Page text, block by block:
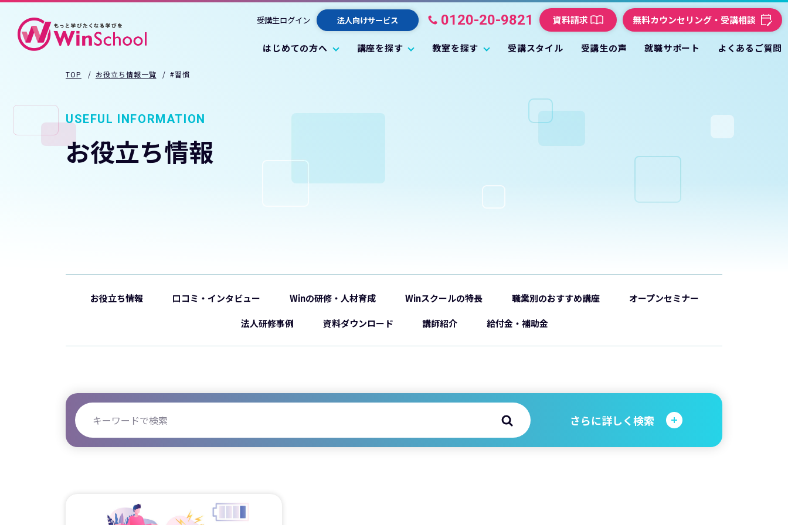
はじめての方へ 講座を探す 教室を探す 受講スタイル 受講生の声 就職サポート よくあるご質問
受講生ログイン 法人向けサービス 0120-20-9821 資料請求 無料カウンセリング・受講相談
TOP お役立ち情報一覧 #習慣
USEFUL INFORMATION
お役立ち情報
お役立ち情報 口コミ・インタビュー Winの研修・人材育成 Winスクールの特長 職業別のおすすめ講座 オープンセミナー
法人研修事例 資料ダウンロード 講師紹介 給付金・補助金
さらに詳しく検索